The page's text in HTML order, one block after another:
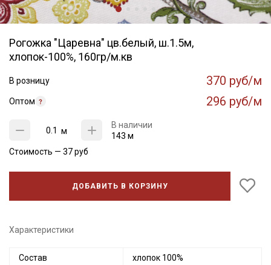
Рогожка "Царевна" цв.белый, ш.1.5м,
хлопок-100%, 160гр/м.кв
В розницу 370 руб/м
Оптом 296 руб/м
м
В наличии
143 м
Стоимость — 37руб
ДОБАВИТЬ В КОРЗИНУ
Характеристики
Состав хлопок 100%